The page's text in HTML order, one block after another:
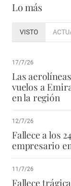
Lo más
VISTO
17/7/26
Las
vuelos a
en la región
12/7/26
Fallece a los
empresario
11/7/26
Fallece